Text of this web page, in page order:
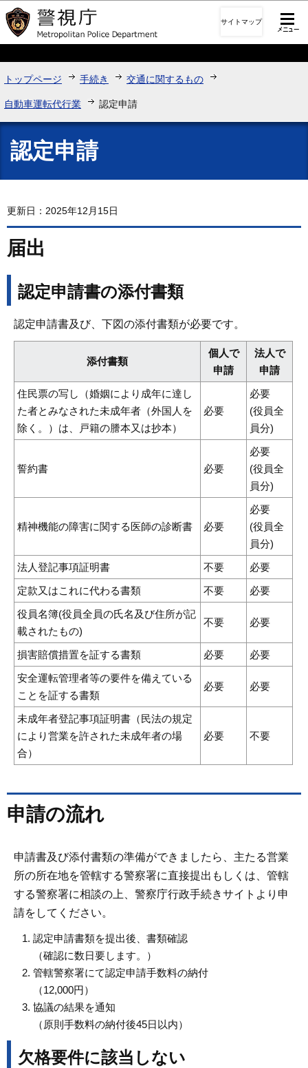
このページの本文へ移動
サイトマップ
トップページ 手続き 交通に関するもの
自動車運転代行業 認定申請
認定申請
更新日：2025年12月15日
届出
認定申請書の添付書類
認定申請書及び、下図の添付書類が必要です。
添付書類
個人で
申請
法人で
申請
住民票の写し（婚姻により成年に達し
た者とみなされた未成年者（外国人を
除く。）は、戸籍の謄本又は抄本）
必要
必要
(役員全
員分)
誓約書 必要
必要
(役員全
員分)
精神機能の障害に関する医師の診断書 必要
必要
(役員全
員分)
法人登記事項証明書
不要
必要
定款又はこれに代わる書類
不要
必要
役員名簿(役員全員の氏名及び住所が記
載されたもの)
不要 必要
損害賠償措置を証する書類 必要
必要
安全運転管理者等の要件を備えている
ことを証する書類
必要 必要
未成年者登記事項証明書（民法の規定
により営業を許された未成年者の場
合）
必要 不要
申請の流れ
申請書及び添付書類の準備ができましたら、主たる営業
所の所在地を管轄する警察署に直接提出もしくは、管轄
する警察署に相談の上、警察庁行政手続きサイトより申
請をしてください。
認定申請書類を提出後、書類確認
（確認に数日要します。）
管轄警察署にて認定申請手数料の納付
（12,000円）
協議の結果を通知
（原則手数料の納付後45日以内）
欠格要件に該当しない